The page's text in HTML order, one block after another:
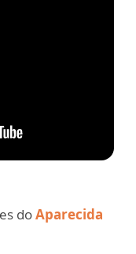
doAparecida